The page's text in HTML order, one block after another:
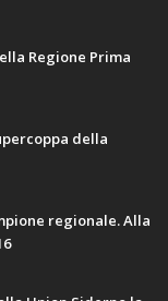
Regione Prima
della
regionale. Alla